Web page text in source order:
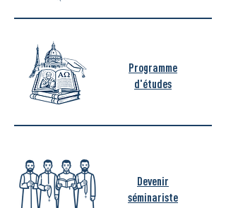
Programme
d'études
Devenir
séminariste